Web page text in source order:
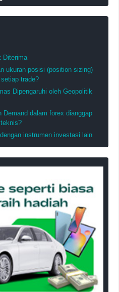
Diterima
ukuran posisi (position sizing)
trade?
Dipengaruhi oleh Geopolitik
Demand dalam forex dianggap
instrumen investasi lain